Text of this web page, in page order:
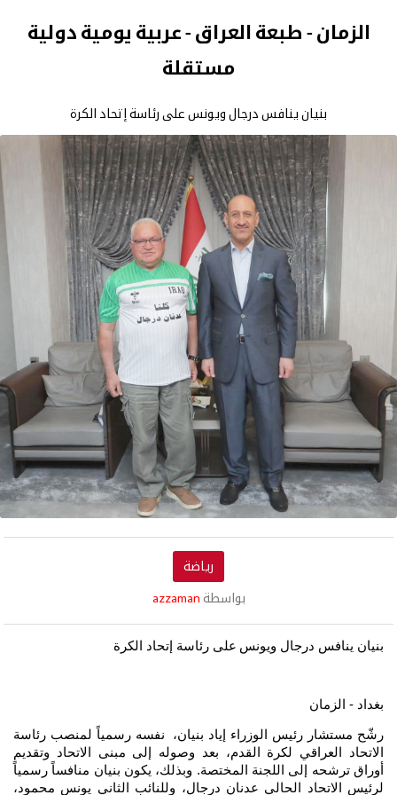
الزمان - طبعة العراق - عربية يومية دولية
مستقلة
بنيان ينافس درجال ويونس على رئاسة إتحاد الكرة
رياضة
بواسطة azzaman
بنيان ينافس درجال ويونس على رئاسة إتحاد الكرة
بغداد - الزمان
رشّح مستشار رئيس الوزراء إياد بنيان، نفسه رسمياً لمنصب رئاسة
الاتحاد العراقي لكرة القدم، بعد وصوله إلى مبنى الاتحاد وتقديم
أوراق ترشحه إلى اللجنة المختصة. وبذلك، يكون بنيان منافساً رسمياً
لرئيس الاتحاد الحالي عدنان درجال، وللنائب الثاني يونس محمود،